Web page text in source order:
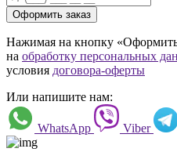
Оформить заказ
Нажимая на кнопку «Оформить
на обработку персональных
условия договора-оферты
Или напишите нам:
WhatsApp Viber